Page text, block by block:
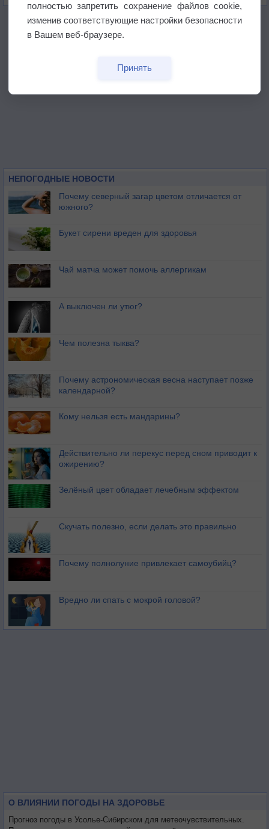
НЕПОГОДНЫЕ НОВОСТИ
Почему северный загар цветом отличается от
южного?
Букет сирени вреден для здоровья
Чай матча может помочь аллергикам
А выключен ли утюг?
Чем полезна тыква?
Почему астрономическая весна наступает позже
календарной?
Кому нельзя есть мандарины?
Действительно ли перекус перед сном приводит к
ожирению?
Зелёный цвет обладает лечебным эффектом
Скучать полезно, если делать это правильно
Почему полнолуние привлекает самоубийц?
Вредно ли спать с мокрой головой?
О ВЛИЯНИИ ПОГОДЫ НА ЗДОРОВЬЕ
Прогноз погоды в Усолье-Сибирском для метеочувствительных.
полностью запретить сохранение файлов cookie,
изменив соответствующие настройки безопасности
в Вашем веб-браузере.
Принять